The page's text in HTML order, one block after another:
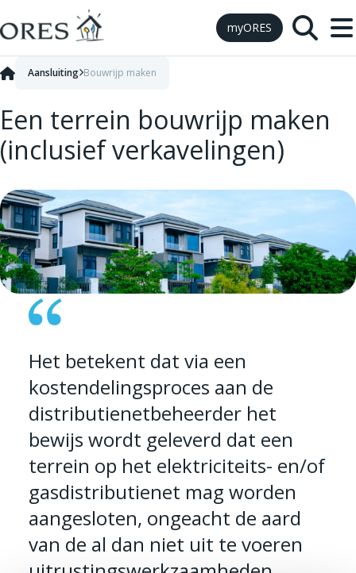
Skip to Content
myORES
Een terrein bouwrijp maken
(inclusief verkavelingen)
Aansluiting Bouwrijp maken
Het betekent dat via een
kostendelingsproces aan de
distributienetbeheerder het
bewijs wordt geleverd dat een
terrein op het elektriciteits- en/of
gasdistributienet mag worden
aangesloten, ongeacht de aard
van de al dan niet uit te voeren